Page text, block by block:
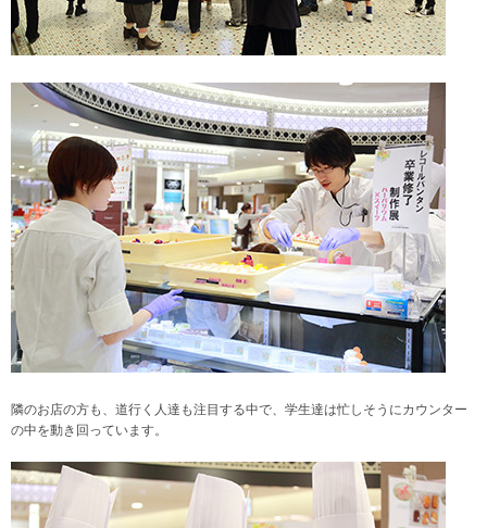
隣のお店の方も、道行く人達も注目する中で、学生達は忙しそうにカウンター
の中を動き回っています。